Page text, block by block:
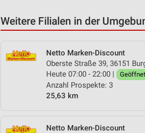
Weitere Filialen in der
Netto Marken-Discount
Oberste Straße 39, 36151
Heute 07:00 - 22:00 |
Geöffnet
Anzahl Prospekte: 3
25,63 km
Netto Marken-Discount